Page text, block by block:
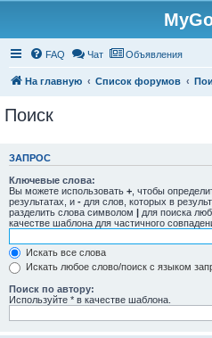
FAQ Чат Объявления
На главную Список форумов
Поиск
ЗАПРОС
Ключевые слова:
Вы можете использовать + , чтобы
результатах, и - для слов, которых в
разделить слова символом | для поиска
качестве шаблона для частичного
Искать все слова
Искать любое слово/поиск с языком
Поиск по автору:
Используйте * в качестве шаблона.